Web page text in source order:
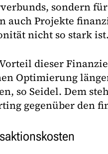
sondern
auch Projekte
nicht so stark ist.
dieser
Optimierung
so Seidel. Dem
gegenüber den